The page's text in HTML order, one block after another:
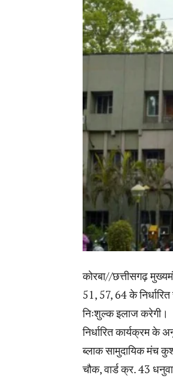
कोरबा//छत्तीसगढ़
51, 57, 64 के
निःशुल्क इलाज करेगी।
निर्धारित कार्यक्रम के
ब्लाक सामुदायिक मंच
चौक, वार्ड क्र. 43